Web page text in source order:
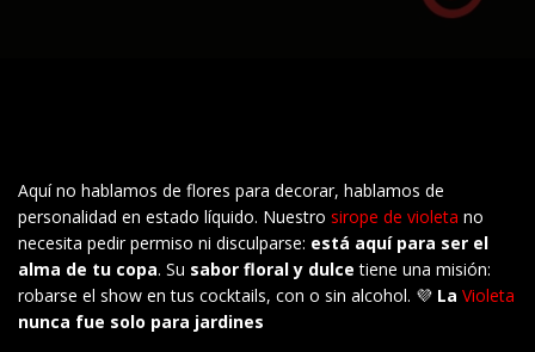
Aquí no hablamos de flores para decorar, hablamos de
personalidad en estado líquido. Nuestro sirope de violeta no
necesita pedir permiso ni disculparse: está aquí para ser el
alma de tu copa. Su sabor floral y dulce tiene una misión:
robarse el show en tus cocktails, con o sin alcohol. 💜 La Violeta
nunca fue solo para jardines